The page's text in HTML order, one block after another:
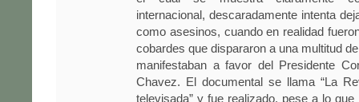
internacional, descaradamente intenta
como asesinos, cuando en realidad
cobardes que dispararon a una multitud
manifestaban a favor del Presidente
Chavez. El documental se llama “La
televisada” y fue realizado, pese a lo